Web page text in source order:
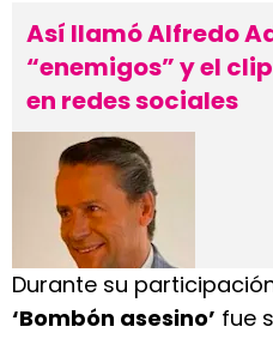
Así llamó Alfredo
“enemigos” y el
en redes sociales
Durante su
‘Bombón asesino’ fue